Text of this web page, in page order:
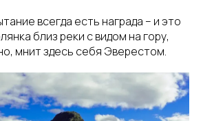
всегда есть награда – и это
близ реки с видом на гору,
мнит здесь себя Эверестом.